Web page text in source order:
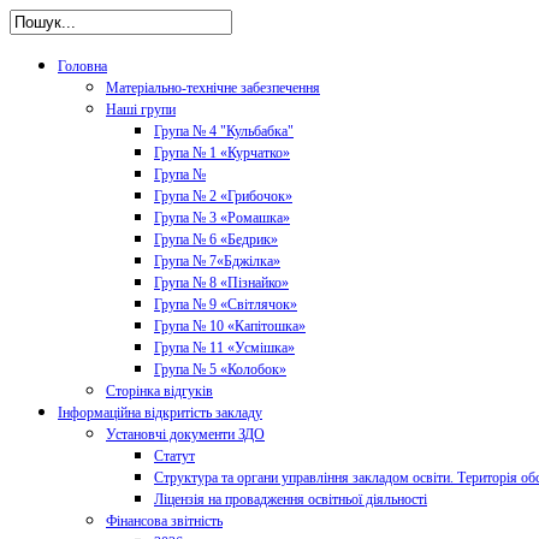
Головна
Матеріально-технічне забезпечення
Наші групи
Група № 4 "Кульбабка"
Група № 1 «Курчатко»
Група №
Група № 2 «Грибочок»
Група № 3 «Ромашка»
Група № 6 «Бедрик»
Група № 7«Бджілка»
Група № 8 «Пізнайко»
Група № 9 «Світлячок»
Група № 10 «Капітошка»
Група № 11 «Усмішка»
Група № 5 «Колобок»
Сторінка відгуків
Інформаційна відкритість закладу
Установчі документи ЗДО
Статут
Структура та органи управління закладом освіти. Територія
Ліцензія на провадження освітньої діяльності
Фінансова звітність